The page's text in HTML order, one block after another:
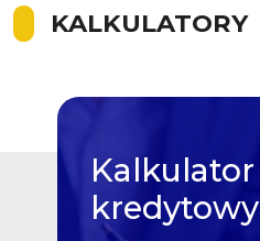
KALKULATORY
Kalkulator
kredytowy